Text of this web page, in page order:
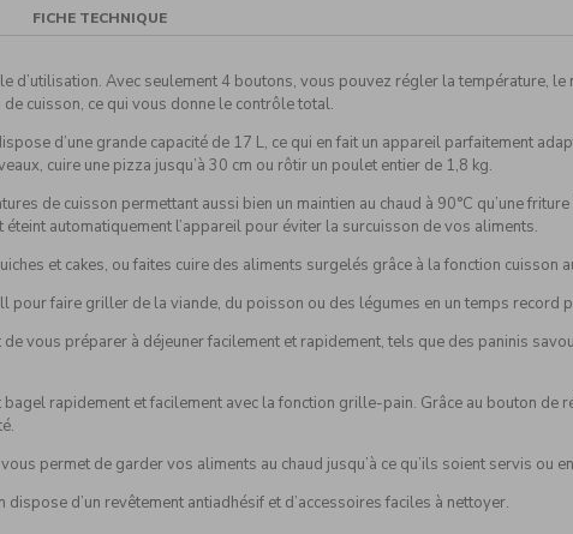
FICHE TECHNIQUE
d’utilisation. Avec seulement 4 boutons, vous pouvez régler la température,
cuisson, ce qui vous donne le contrôle total.
d’une grande capacité de 17 L, ce qui en fait un appareil parfaitement
cuire une pizza jusqu’à 30 cm ou rôtir un poulet entier de 1,8 kg.
de cuisson permettant aussi bien un maintien au chaud à 90°C qu’une
éteint automatiquement l’appareil pour éviter la surcuisson de vos aliments.
et cakes, ou faites cuire des aliments surgelés grâce à la fonction cuisson
pour faire griller de la viande, du poisson ou des légumes en un temps record
vous préparer à déjeuner facilement et rapidement, tels que des paninis
rapidement et facilement avec la fonction grille-pain. Grâce au bouton de
permet de garder vos aliments au chaud jusqu’à ce qu’ils soient servis ou
dispose d’un revêtement antiadhésif et d’accessoires faciles à nettoyer.